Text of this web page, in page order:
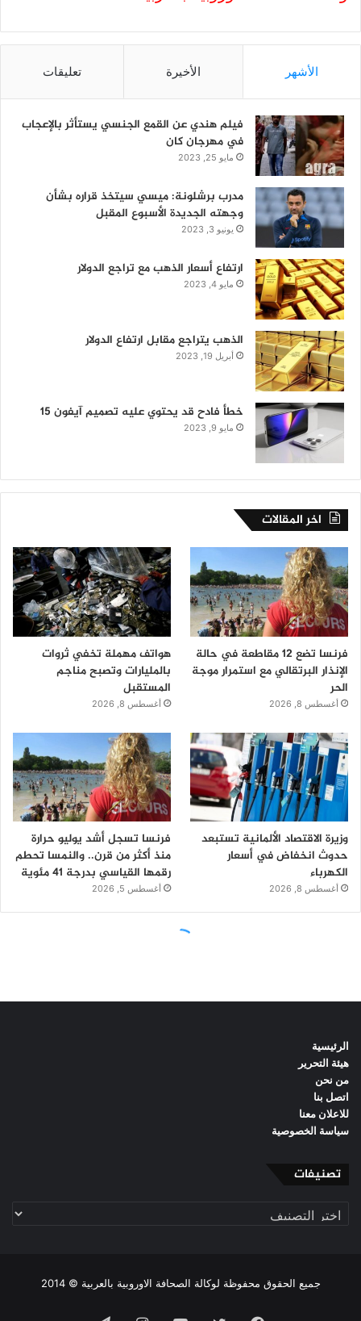
الرئيسية
هيئة التحرير
من نحن
اتصل بنا
للاعلان معنا
سياسة الخصوصية
تصنيفات
تصنيفات
جميع الحقوق محفوظة لوكالة الصحافة الاوروبية بالعربية © 2014